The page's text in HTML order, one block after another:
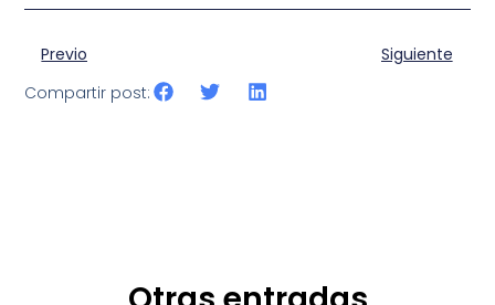
Previo
Siguiente
Compartir post: